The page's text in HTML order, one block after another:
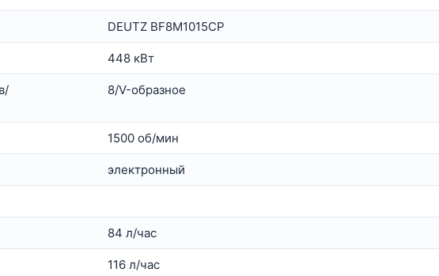
DEUTZ BF8M1015CP
448 кВт
8/V-образное
1500 об/мин
электронный
84 л/час
116 л/час